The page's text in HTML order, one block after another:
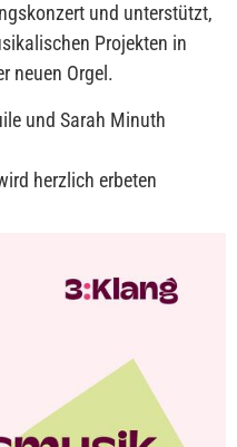
und unterstützt,
Projekten in
neuen Orgel.
und Sarah Minuth
herzlich erbeten